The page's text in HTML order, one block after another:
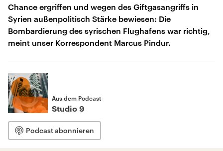
Chance ergriffen und wegen des Giftgasangriffs in
Syrien außenpolitisch Stärke bewiesen: Die
Bombardierung des syrischen Flughafens war richtig,
meint unser Korrespondent Marcus Pindur.
Aus dem Podcast
Studio 9
Podcast abonnieren